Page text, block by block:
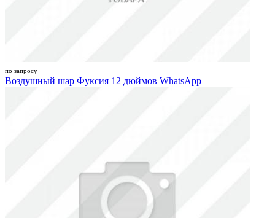
по запросу
Воздушный шар Фуксия 12 дюймов WhatsApp